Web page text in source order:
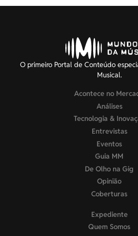
O primeiro Portal de Conteúdo
Musical.
Acontece no
Análises
Tecnologia &
Entrevistas
Eventos
Guia MM
De Olho na Gig
Opinião
Coberturas
Expediente
Quem Somos